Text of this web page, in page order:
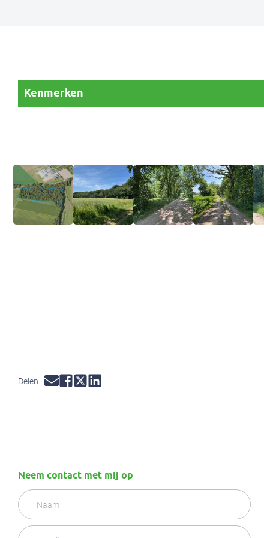
Kenmerken
Delen
Neem contact met mij op